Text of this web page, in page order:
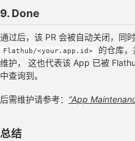
9. Done
通过后，该 PR 会被自动关闭，同
Flathub/<your.app.id>
的仓库
维护， 这也代表该 App 已被
中查询到。
后需维护请参考： “App
总结